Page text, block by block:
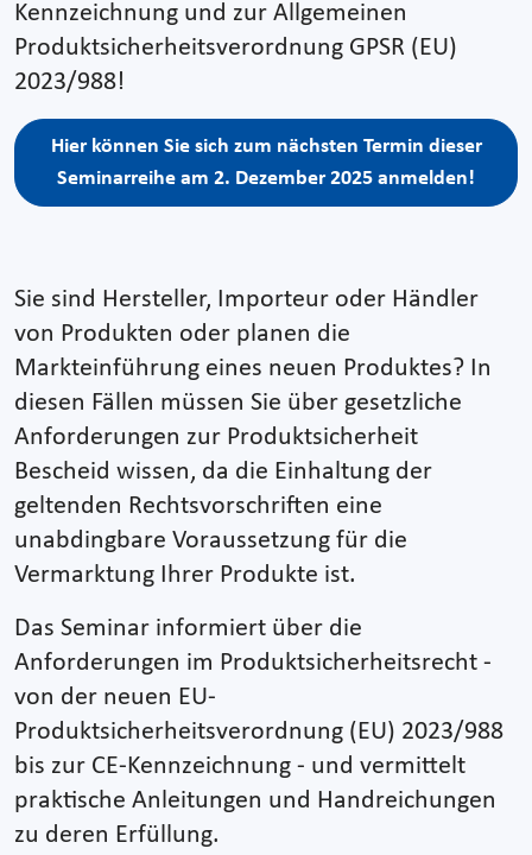
Kennzeichnung und zur Allgemeinen
Produktsicherheitsverordnung GPSR (EU)
2023/988!
Hier können Sie sich zum nächsten Termin dieser
Seminarreihe am 2. Dezember 2025 anmelden!
Sie sind Hersteller, Importeur oder Händler
von Produkten oder planen die
Markteinführung eines neuen Produktes? In
diesen Fällen müssen Sie über gesetzliche
Anforderungen zur Produktsicherheit
Bescheid wissen, da die Einhaltung der
geltenden Rechtsvorschriften eine
unabdingbare Voraussetzung für die
Vermarktung Ihrer Produkte ist.
Das Seminar informiert über die
Anforderungen im Produktsicherheitsrecht -
von der neuen EU-
Produktsicherheitsverordnung (EU) 2023/988
bis zur CE-Kennzeichnung - und vermittelt
praktische Anleitungen und Handreichungen
zu deren Erfüllung.